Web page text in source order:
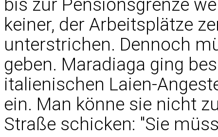
bis zur Pensionsgrenze
keiner, der Arbeitsplätze
unterstrichen. Dennoch
geben. Maradiaga ging
italienischen Laien-
ein. Man könne sie nicht
Straße schicken: "Sie